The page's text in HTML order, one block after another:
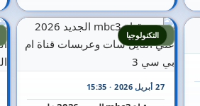
8
27 أبريل 2026 · 15:35
التكنولوجيا